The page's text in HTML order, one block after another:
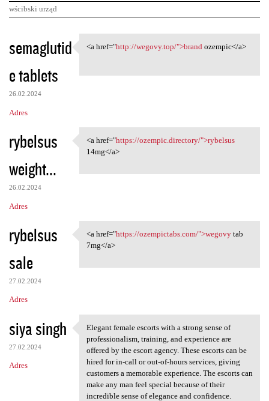
wścibski urząd
K
o
m
e
n
a
z
e
semaglutid
e tablets
26.02.2024
Adres
<a href="http://wegovy.top/"
<a href="http://wegovy.top/">brandozempic</a>
rybelsus
weight...
26.02.2024
Adres
<a href="https://ozempic
<a href="https://ozempic.directory/">rybelsus
14mg</a>
rybelsus
sale
27.02.2024
Adres
<a href="https://ozempictabs
<a href="https://ozempictabs.com/">wegovytab
7mg</a>
siya singh
27.02.2024
Adres
Elegant female escorts with a
Elegant female escorts with a strong sense of
professionalism, training, and experience are
offered by the escort agency. These escorts can be
hired for in-call or out-of-hours services, giving
customers a memorable experience. The escorts can
make any man feel special because of their
incredible sense of elegance and confidence.